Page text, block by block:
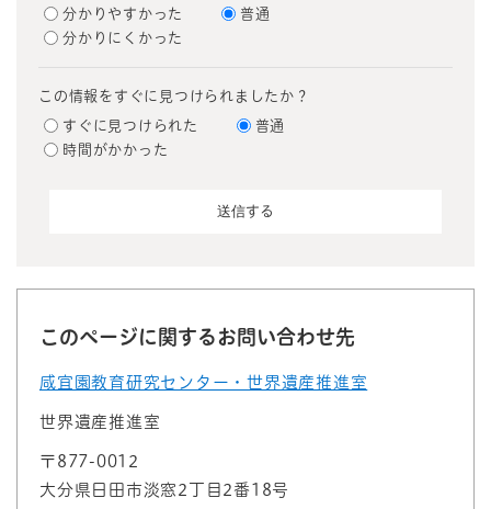
分かりやすかった
普通
分かりにくかった
この情報をすぐに見つけられましたか？
すぐに見つけられた
普通
時間がかかった
このページに関するお問い合わせ先
咸宜園教育研究センター・世界遺産推進室
世界遺産推進室
〒877-0012
大分県日田市淡窓2丁目2番18号